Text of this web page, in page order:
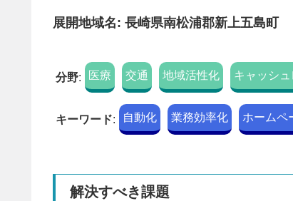
展開地域名: 長崎県南松浦郡新上五島町
分野: 医療 交通 地域活性化 キャッシ
キーワード: 自動化 業務効率化 ホームペ
解決すべき課題